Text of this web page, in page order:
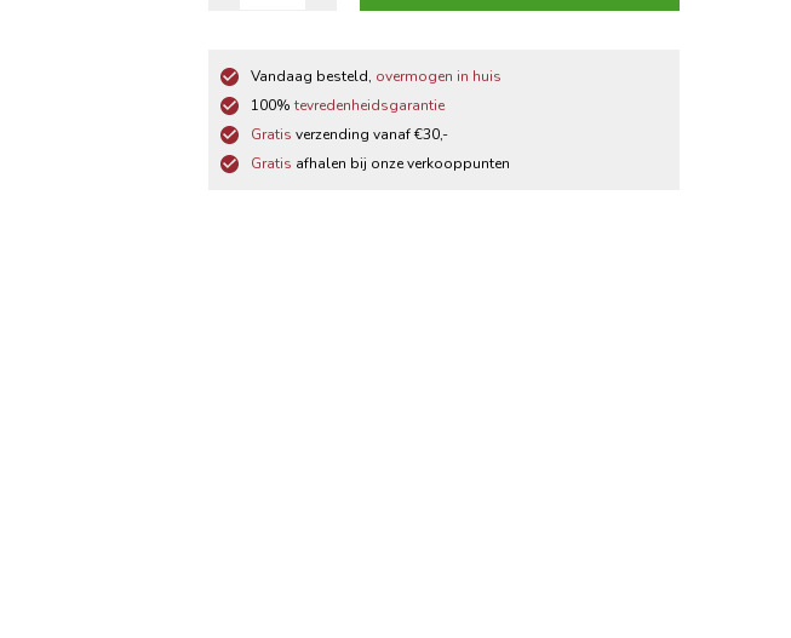
Vandaag besteld, overmogen in huis
100%tevredenheidsgarantie
Gratis verzending vanaf €30,-
Gratis afhalen bij onze verkooppunten